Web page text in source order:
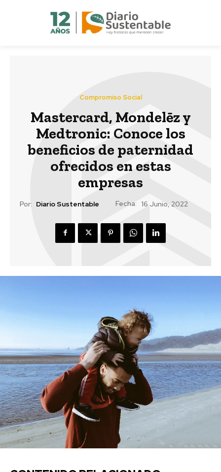
Compromiso Social
Mastercard, Mondelēz y
Medtronic: Conoce los
beneficios de paternidad
ofrecidos en estas
empresas
Por: Diario Sustentable Fecha: 16 Junio, 2022